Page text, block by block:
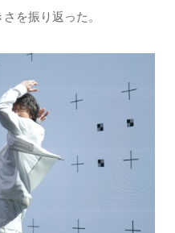
を振り返った。